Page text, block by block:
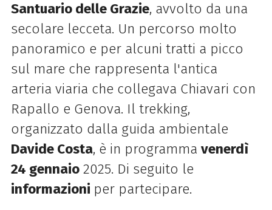
Santuario delle Grazie, avvolto da una
secolare lecceta. Un percorso molto
panoramico e per alcuni tratti a picco
sul mare che rappresenta l'antica
arteria viaria che collegava Chiavari con
Rapallo e Genova. Il trekking,
organizzato dalla guida ambientale
Davide Costa, è in programma venerdì
24 gennaio2025. Di seguito le
informazioni per partecipare.